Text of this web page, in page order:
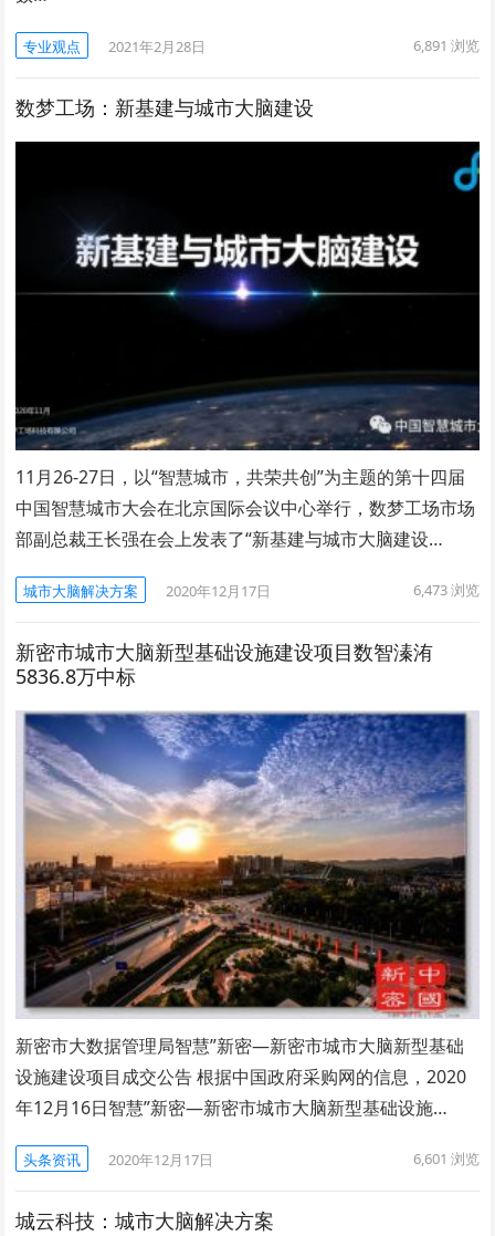
专业观点 2021年2月28日 6,891 浏览
数梦工场：新基建与城市大脑建设
11月26-27日，以“智慧城市，共荣共创”为主题的第十四届
中国智慧城市大会在北京国际会议中心举行，数梦工场市场
部副总裁王长强在会上发表了“新基建与城市大脑建设…
城市大脑解决方案 2020年12月17日 6,473浏览
新密市城市大脑新型基础设施建设项目数智溱洧
5836.8万中标
新密市大数据管理局智慧”新密—新密市城市大脑新型基础
设施建设项目成交公告 根据中国政府采购网的信息，2020
年12月16日智慧”新密—新密市城市大脑新型基础设施…
头条资讯 2020年12月17日 6,601 浏览
城云科技：城市大脑解决方案